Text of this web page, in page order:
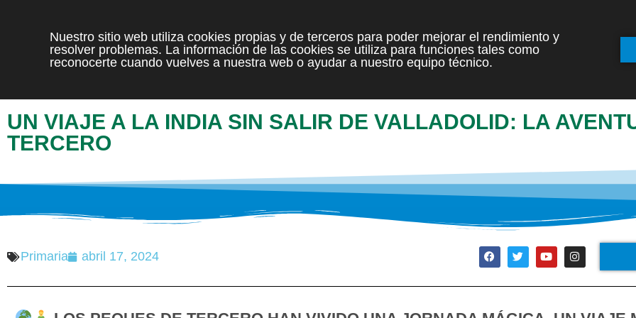
INICIO
UN VIAJE A LA INDIA SIN SALIR DE VALLADOLID: LA
TERCERO
Primaria abril 17, 2024
Nuestro sitio web utiliza cookies propias y de terceros para poder mejorar el rendimiento y
resolver problemas. La información de las cookies se utiliza para funciones tales como
reconocerte cuando vuelves a nuestra web o ayudar a nuestro equipo técnico.